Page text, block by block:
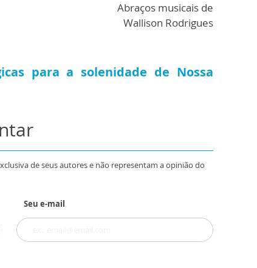
Abraços musicais de
Wallison Rodrigues
para a solenidade de Nossa
de seus autores e não representam a opinião do
Seu e-mail